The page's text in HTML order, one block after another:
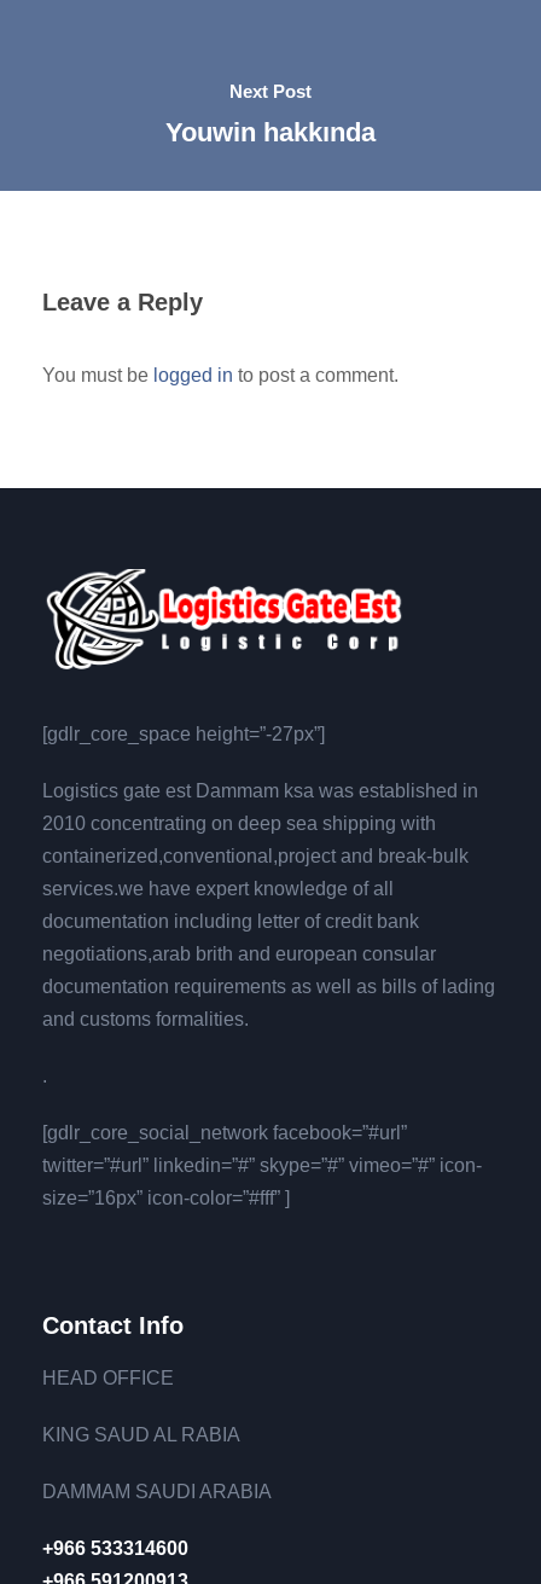
Next Post
Youwin hakkında
Leave a Reply
You must be logged in to post a comment.
[gdlr_core_space height=”-27px”]
Logistics gate est Dammam ksa was established in
2010 concentrating on deep sea shipping with
containerized,conventional,project and break-bulk
services.we have expert knowledge of all
documentation including letter of credit bank
negotiations,arab brith and european consular
documentation requirements as well as bills of lading
and customs formalities.
.
[gdlr_core_social_network facebook=”#url”
twitter=”#url” linkedin=”#” skype=”#” vimeo=”#” icon-
size=”16px” icon-color=”#fff” ]
Contact Info
HEAD OFFICE
KING SAUD AL RABIA
DAMMAM SAUDI ARABIA
+966 533314600